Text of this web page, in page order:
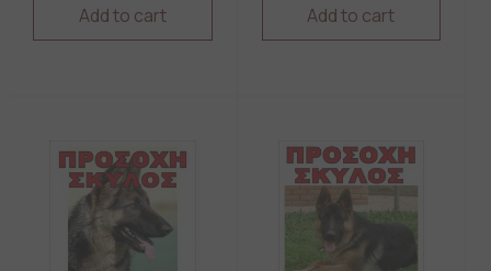
Add to cart
The
options
chosen
Add to cart
The
options